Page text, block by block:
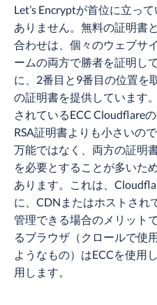
Let’s Encryptが首位に立っ
ありません。無料の証明書
合わせは、個々のウェブサ
ームの両方で勝者を証明し
に、2番目と9番目の位置を
の証明書を提供しています
されているECC Cloudflare
RSA証明書よりも小さいの
万能ではなく、両方の証明
を必要とすることが多いた
あります。これは、
に、CDNまたはホストされ
管理できる場合のメリット
るブラウザ（クロールで使
ようなもの）はECCを使用
用します。